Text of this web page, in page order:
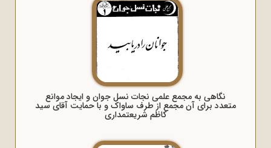
نگاهی به مجمع علمی نجات نسل جوان و ایجاد موانع
متعدد برای آن مجمع از طرف ساواک و با حمایت آقای سید
کاظم شریعتمداری